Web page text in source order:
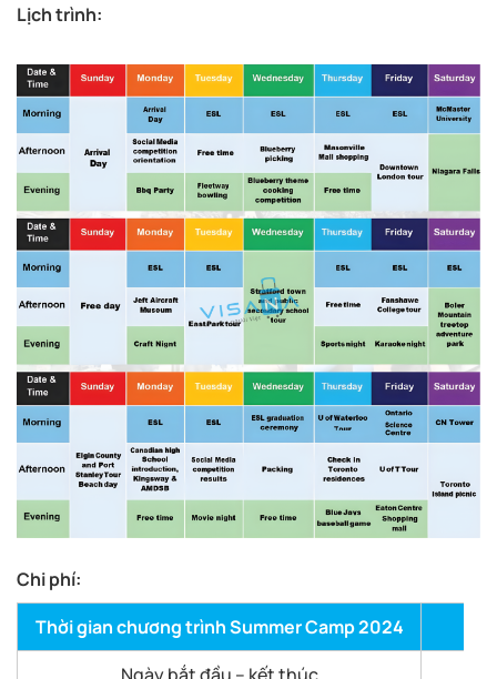
Lịch trình:
Chi phí:
Thời gian chương trình Summer Camp 2024